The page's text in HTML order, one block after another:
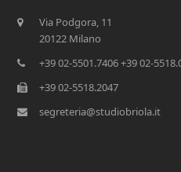
Via Podgora, 11
20122 Milano
+39 02-5501.7406 +39 02-
+39 02-5518.2047
segreteria@studiobriola.it